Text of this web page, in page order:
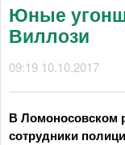
Юные
Виллози
09:19 10.10.2017
В Ломоносовском
сотрудники